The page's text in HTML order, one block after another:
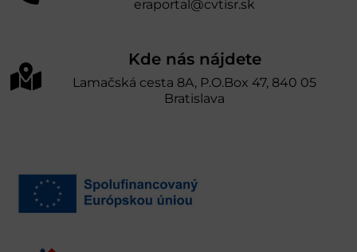
eraportal@cvtisr.sk
Kde nás nájdete
Lamačská cesta 8A, P.O.Box 47, 840 05
Bratislava